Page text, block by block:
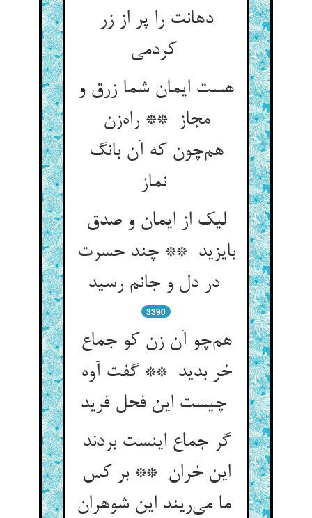
دهانت را پر از زر
هست ایمان شما زرق و
مجاز ** راه‌زن
هم‌چون که آن بانگ
نماز
لیک از ایمان و صدق
بایزید ** چند حسرت
در دل و جانم رسید
3390
هم‌چو آن زن کو جماع
خر بدید ** گفت آوه
گر جماع اینست بردند
این خران ** بر کس
ما می‌ریند این شوهران